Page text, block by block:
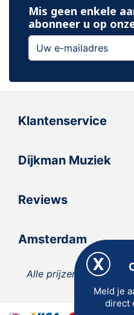
Mis geen enkele
abonneer u op
Klantenservice
Dijkman Muziek
Reviews
Amsterdam
Alle prijzen zijn
Meld je
direct